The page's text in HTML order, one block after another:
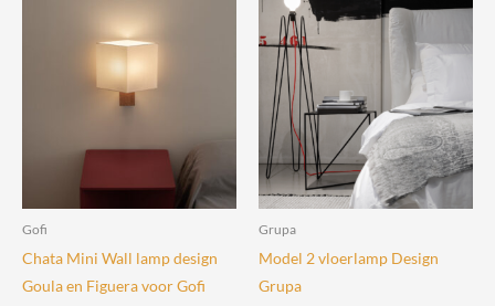
Gofi
Chata Mini Wall lamp design
Goula en Figuera voor Gofi
Grupa
Model 2 vloerlamp Design
Grupa